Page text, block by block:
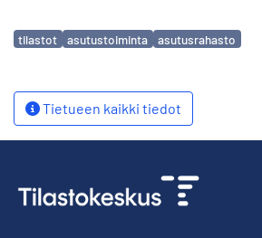
Avainsanat
tilastot asutustoiminta asutusrahasto
Tietueen kaikki tiedot